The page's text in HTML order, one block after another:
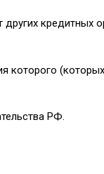
кредитных
РФ.